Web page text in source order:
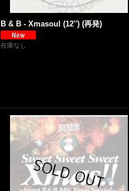
B & B - Xmasoul (12'') (再発)
在庫なし